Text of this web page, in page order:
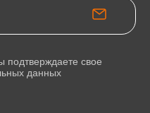
подтверждаете свое
данных